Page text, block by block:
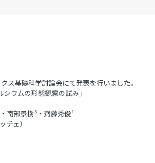
ス基礎科学討論会にて発表を行いました。
ウムの形態観察の試み」
・南部景樹³ ・齋藤秀俊¹
ェ）